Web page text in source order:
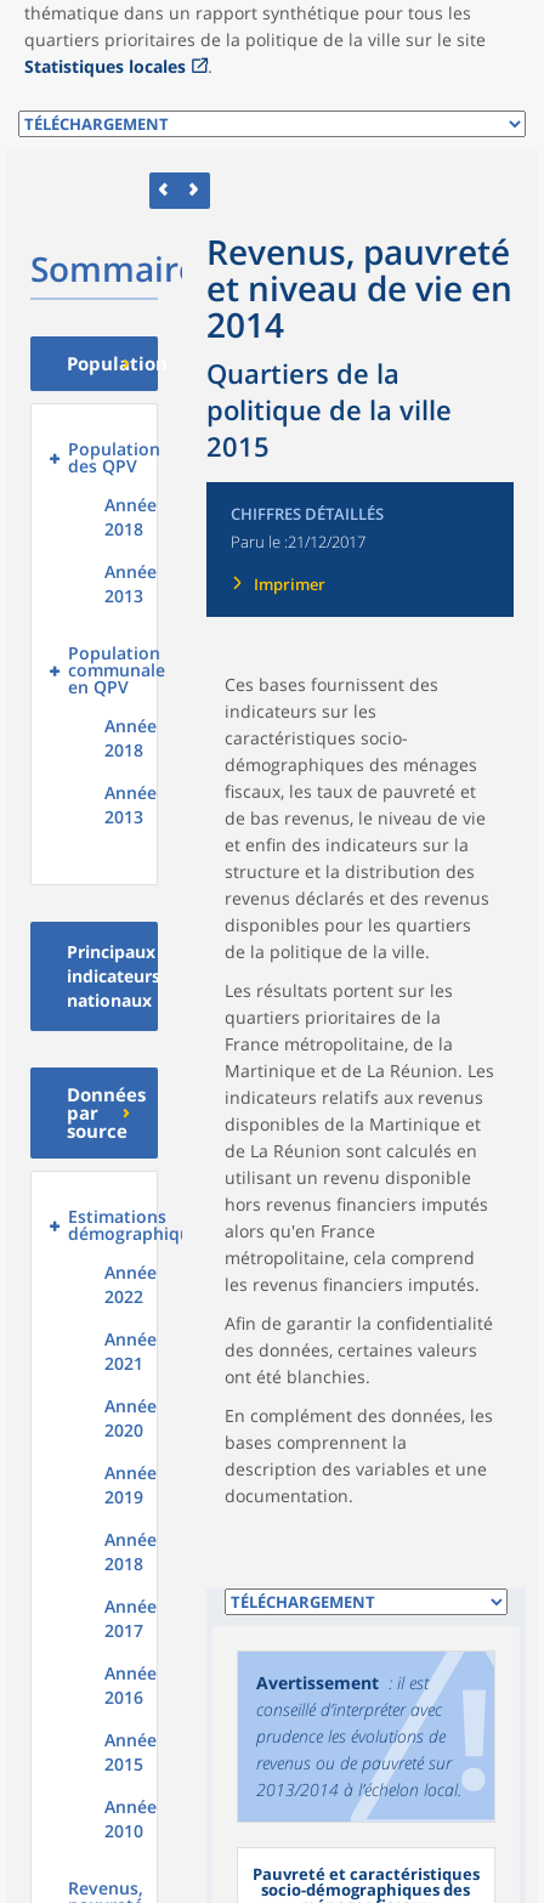
thématique dans un rapport synthétique pour tous les
quartiers prioritaires de la politique de la ville sur le site
Statistiques locales
.
Sommaire
Population
Population
des QPV
Année
2018
Année
2013
Population
communale
en QPV
Année
2018
Année
2013
Principaux
indicateurs
nationaux
Données
par
source
Estimations
démographiques
Année
2022
Année
2021
Année
2020
Année
2019
Année
2018
Année
2017
Année
2016
Année
2015
Année
2010
Revenus,
Revenus, pauvreté
et niveau de vie en
2014
Quartiers de la
politique de la ville
2015
CHIFFRES DÉTAILLÉS
Paru le :21/12/2017
Imprimer
Ces bases fournissent des
indicateurs sur les
caractéristiques socio-
démographiques des ménages
fiscaux, les taux de pauvreté et
de bas revenus, le niveau de vie
et enfin des indicateurs sur la
structure et la distribution des
revenus déclarés et des revenus
disponibles pour les quartiers
de la politique de la ville.
Les résultats portent sur les
quartiers prioritaires de la
France métropolitaine, de la
Martinique et de La Réunion. Les
indicateurs relatifs aux revenus
disponibles de la Martinique et
de La Réunion sont calculés en
utilisant un revenu disponible
hors revenus financiers imputés
alors qu'en France
métropolitaine, cela comprend
les revenus financiers imputés.
Afin de garantir la confidentialité
des données, certaines valeurs
ont été blanchies.
En complément des données, les
bases comprennent la
description des variables et une
documentation.
Avertissement : il est
conseillé d’interpréter avec
prudence les évolutions de
revenus ou de pauvreté sur
2013/2014 à l’échelon local.
Pauvreté et caractéristiques
socio-démographiques des